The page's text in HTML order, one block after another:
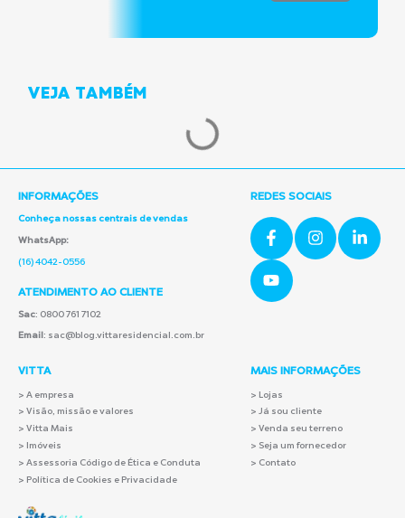
VEJA TAMBÉM
INFORMAÇÕES
Conheça nossas centrais de vendas
WhatsApp:
(16) 4042-0556
ATENDIMENTO AO CLIENTE
Sac: 0800 761 7102
Email : sac@blog.vittaresidencial.com.br
VITTA
> A empresa
> Visão, missão e valores
> Vitta Mais
> Imóveis
> Assessoria Código de Ética e Conduta
> Política de Cookies e Privacidade
MAIS INFORMAÇÕES
> Lojas
> Já sou cliente
> Venda seu terreno
> Seja um fornecedor
> Contato
REDES SOCIAIS